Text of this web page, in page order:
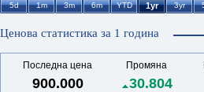
Ценова статистика за 1 година
Последна цена Промяна
900.000 30.804